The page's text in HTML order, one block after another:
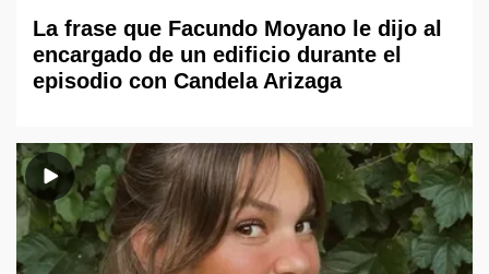
La frase que Facundo Moyano le dijo al
encargado de un edificio durante el
episodio con Candela Arizaga